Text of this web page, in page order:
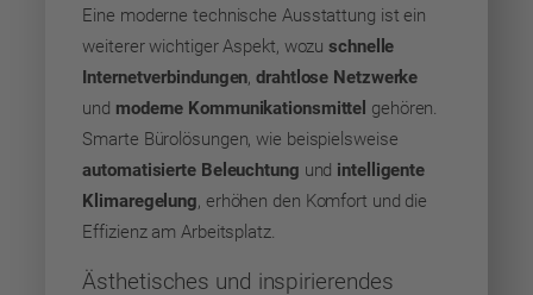
Eine moderne technische Ausstattung ist ein
weiterer wichtiger Aspekt, wozuschnelle
Internetverbindungen,drahtlose Netzwerke
und moderne Kommunikationsmittel gehören.
Smarte Bürolösungen, wie beispielsweise
automatisierte Beleuchtung und intelligente
Klimaregelung, erhöhen den Komfort und die
Effizienz am Arbeitsplatz.
Ästhetisches und inspirierendes